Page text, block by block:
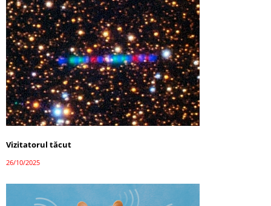
Vizitatorul tăcut
26/10/2025